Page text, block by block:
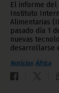
El informe del
Instituto
Alimentarias
pasado día 1
nuevas
desarrollarse
Noticias África